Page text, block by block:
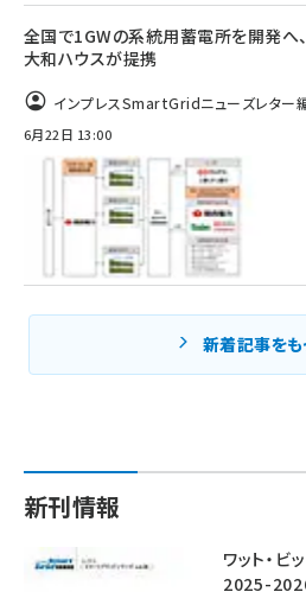
全国で1GWの系統用蓄電所を開発へ
大和ハウスが提携
インプレスSmartGridニューズレター
6月22日 13:00
新着記事をも
新刊情報
ワット・ビ
2025-